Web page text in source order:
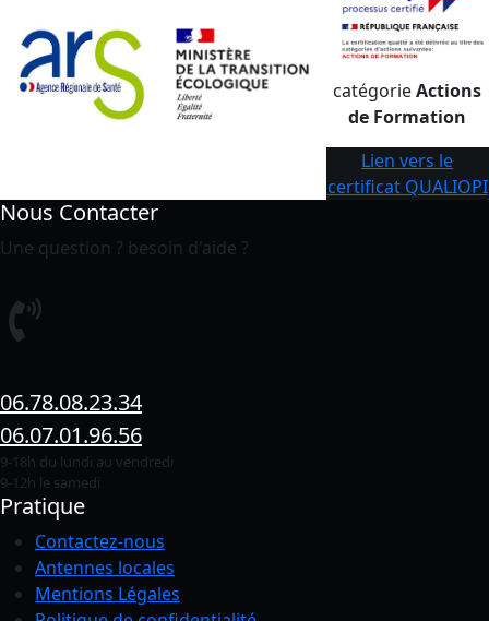
catégorieActions
de Formation
Lien vers le
certificat QUALIOPI
Nous Contacter
Une question ? besoin d'aide ?
06.78.08.23.34
06.07.01.96.56
9-18h du lundi au vendredi
9-12h le samedi
Pratique
Contactez-nous
Antennes locales
Mentions Légales